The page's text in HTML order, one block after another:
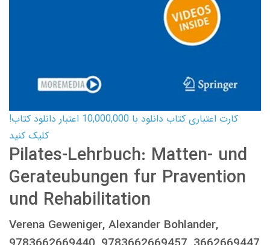
کارت اعتباری کتاب دانلود با 10,000,000 اعتبار دانلود کتاب!
کلیک کنید
Pilates-Lehrbuch: Matten- und
Gerateubungen fur Pravention
und Rehabilitation
Verena Geweniger, Alexander Bohlander,